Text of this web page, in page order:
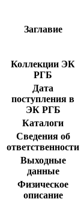
Заглавие
Коллекции ЭК
РГБ
Дата
поступления в
ЭК РГБ
Каталоги
Сведения об
ответственности
Выходные
данные
Физическое
описание